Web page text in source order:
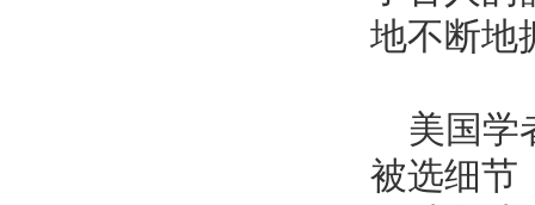
地不断地
美国学
被选细节